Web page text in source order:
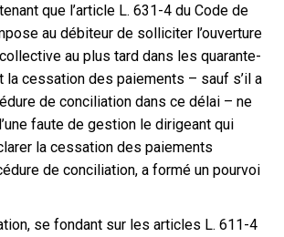
que l’article L. 631-4 du Code de
au débiteur de solliciter l’ouverture
au plus tard dans les quarante-
la cessation des paiements – sauf s’il a
de conciliation dans ce délai – ne
faute de gestion le dirigeant qui
la cessation des paiements
de conciliation, a formé un pourvoi
se fondant sur les articles L. 611-4